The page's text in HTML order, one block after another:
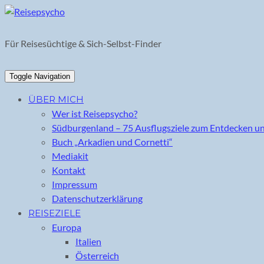
Skip
content
Für Reisesüchtige & Sich-Selbst-Finder
Toggle Navigation
ÜBER MICH
Wer ist Reisepsycho?
Südburgenland – 75 Ausflugsziele zum Entdecken
Buch „Arkadien und Cornetti“
Mediakit
Kontakt
Impressum
Datenschutzerklärung
REISEZIELE
Europa
Italien
Österreich